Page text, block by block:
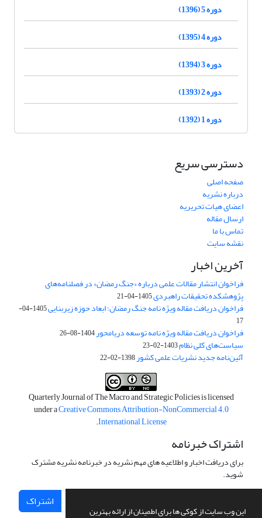
این وب سایت از کوکی ها برای اطمینان از ارائه بهترین
دوره 5 (1396)
دوره 4 (1395)
دوره 3 (1394)
دوره 2 (1393)
دوره 1 (1392)
دسترسی سریع
صفحه اصلی
درباره نشریه
اعضای هیات تحریریه
ارسال مقاله
تماس با ما
نقشه سایت
آخرین اخبار
فراخوان انتشار مقالات علمی درباره «جنگ رمضان» در فصلنامه‌های
پژوهشکده تحقیقات راهبردی1405-04-21
فراخوان دریافت مقاله ویژه نامه جنگ رمضان؛ ابعاد حوزه زیربنایی
1405-04-
17
فراخوان دریافت مقاله ویژه نامه توسعه دریامحور1404-08-26
سیاست‌های کلی نظام1403-02-23
آئین‌نامه جدید نشریات علمی کشور1398-02-22
Quarterly Journal of The Macro and Strategic Policies is licensed
under aCreative Commons Attribution-NonCommercial 4.0
International License
.
اشتراک خبرنامه
برای دریافت اخبار و اطلاعیه های مهم نشریه در خبرنامه نشریه مشترک
شوید.
اشتراک